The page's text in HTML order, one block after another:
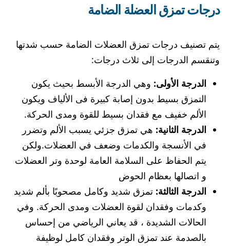
درجات تمزق العضلة الضامة
يتم تصنيف درجات تمزق العضلات الضامة حسب شدتها
وتنقسم الدرجات إلى ثلاث درجات:
الدرجة الأولى: وهي الدرجة الأبسط بحيث يكون
التمزق بسيط بدون إصابة كبيرة فى الألياف ويكون
الألم خفيف مع فقدان بسيط للقوة ومدى الحركة.
الدرجة الثانية: هي تمزق جزئي يسبب الألم وتضرر
في الأنسجة والكدمات وضعف في العضلات.ولكن
يتم الحفاظ على السلامة العامة لوحدة وتر العضلات
و اتصالها بعظام الحوض
الدرجة الثالثة: تمزق شديد وكامل مصحوبًا بألم شديد
وكدمات وفقدان لقوة العضلات ومدى الحركة. وفي
الحالات الشديدة ، قد يعاني الرياضي من إحساس
بالصدمة عند تمزق الوتر وفقدان كامل لوظيفة